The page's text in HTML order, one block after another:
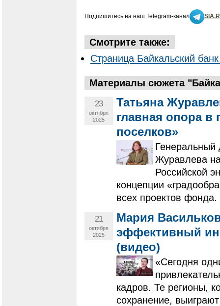
Подпишитесь на наш Telegram-канал
Смотрите также:
Страница Байкальский
Материалы сюжета
23
октября
2025
Татьяна
главная опора в
поселков»
Генеральный
Журавлева
Российской
концепции
всех проектов фонда.
21
октября
2025
Мария
эффективный
(видео)
«Сегодня
кадров. Те регионы,
сохранение,